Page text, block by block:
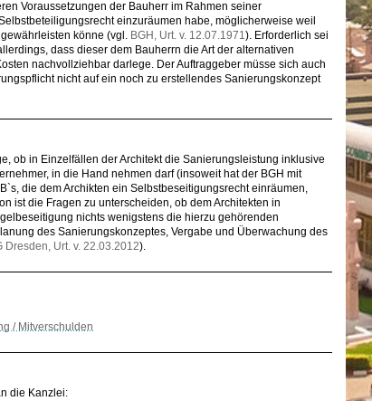
Voraussetzungen der Bauherr im Rahmen seiner
einzuräumen habe, möglicherweise weil
könne (vgl. BGH, Urt. v. 12.07.1971). Erforderlich sei
dass dieser dem Bauherrn die Art der alternativen
nachvollziehbar darlege. Der Auftraggeber müsse sich auch
nicht auf ein noch zu erstellendes Sanierungskonzept
ob in Einzelfällen der Architekt die Sanierungsleistung inklusive
in die Hand nehmen darf (insoweit hat der BGH mit
die dem Archikten ein Selbstbeseitigungsrecht einräumen,
ist die Fragen zu unterscheiden, ob dem Architekten in
nichts wenigstens die hierzu gehörenden
des Sanierungskonzeptes, Vergabe und Überwachung des
Dresden, Urt. v. 22.03.2012).
/ Mitverschulden
die Kanzlei: